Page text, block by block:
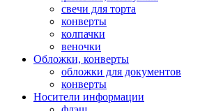
свечи для торта
конверты
колпачки
веночки
Обложки, конверты
обложки для документов
конверты
Носители информации